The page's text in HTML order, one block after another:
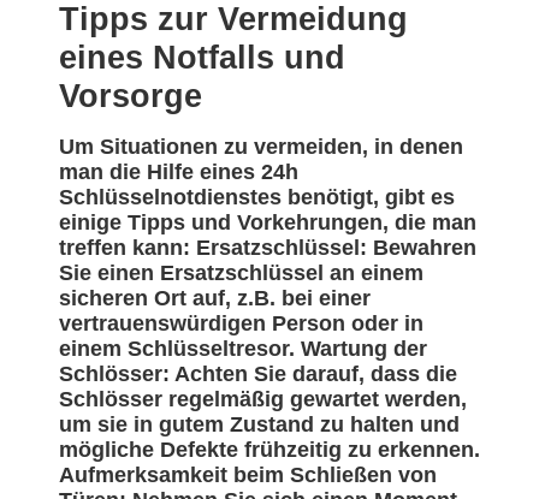
Tipps zur Vermeidung
eines Notfalls und
Vorsorge
Um Situationen zu vermeiden, in denen
man die Hilfe eines 24h
Schlüsselnotdienstes benötigt, gibt es
einige Tipps und Vorkehrungen, die man
treffen kann: Ersatzschlüssel: Bewahren
Sie einen Ersatzschlüssel an einem
sicheren Ort auf, z.B. bei einer
vertrauenswürdigen Person oder in
einem Schlüsseltresor. Wartung der
Schlösser: Achten Sie darauf, dass die
Schlösser regelmäßig gewartet werden,
um sie in gutem Zustand zu halten und
mögliche Defekte frühzeitig zu erkennen.
Aufmerksamkeit beim Schließen von